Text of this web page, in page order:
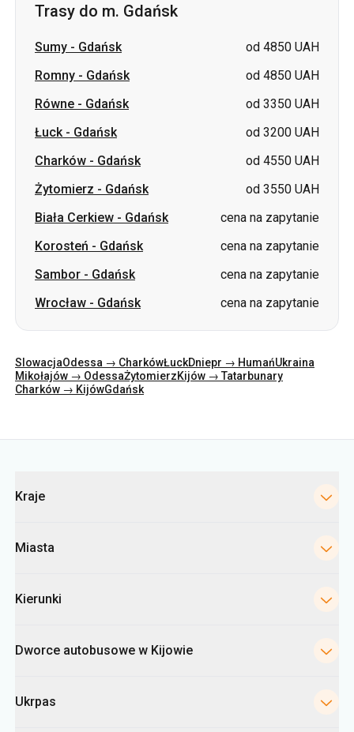
Równe -Gdańsk
Łuck-Gdańsk
od 3200 UAH
Charków-Gdańsk
od 4550 UAH
Żytomierz-Gdańsk
od 3550 UAH
Biała Cerkiew-
cena na zapytanie
Korosteń-Gdańsk
cena na zapytanie
Sambor-Gdańsk
cena na zapytanie
Wrocław-Gdańsk cena na zapytanie
SlowacjaOdessa → Charków Dniepr → HumańUkraina
Charków → KijówGdańsk
Kategorie